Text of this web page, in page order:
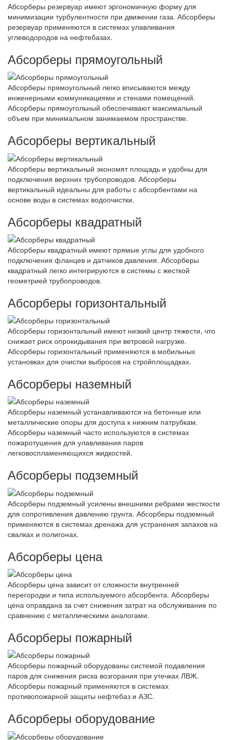
Абсорберы резервуар имеют эргономичную форму для
минимизации турбулентности при движении газа. Абсорберы
резервуар применяются в системах улавливания
углеводородов на нефтебазах.
Абсорберы прямоугольный
Абсорберы прямоугольный легко вписываются между
инженерными коммуникациями и стенами помещений.
Абсорберы прямоугольный обеспечивают максимальный
объем при минимальном занимаемом пространстве.
Абсорберы вертикальный
Абсорберы вертикальный экономят площадь и удобны для
подключения верхних трубопроводов. Абсорберы
вертикальный идеальны для работы с абсорбентами на
основе воды в системах водоочистки.
Абсорберы квадратный
Абсорберы квадратный имеют прямые углы для удобного
подключения фланцев и датчиков давления. Абсорберы
квадратный легко интегрируются в системы с жесткой
геометрией трубопроводов.
Абсорберы горизонтальный
Абсорберы горизонтальный имеют низкий центр тяжести, что
снижает риск опрокидывания при ветровой нагрузке.
Абсорберы горизонтальный применяются в мобильных
установках для очистки выбросов на стройплощадках.
Абсорберы наземный
Абсорберы наземный устанавливаются на бетонные или
металлические опоры для доступа к нижним патрубкам.
Абсорберы наземный часто используются в системах
пожаротушения для улавливания паров
легковоспламеняющихся жидкостей.
Абсорберы подземный
Абсорберы подземный усилены внешними ребрами жесткости
для сопротивления давлению грунта. Абсорберы подземный
применяются в системах дренажа для устранения запахов на
свалках и полигонах.
Абсорберы цена
Абсорберы цена зависит от сложности внутренней
перегородки и типа используемого абсорбента. Абсорберы
цена оправдана за счет снижения затрат на обслуживание по
сравнению с металлическими аналогами.
Абсорберы пожарный
Абсорберы пожарный оборудованы системой подавления
паров для снижения риска возгорания при утечках ЛВЖ.
Абсорберы пожарный применяются в системах
противопожарной защиты нефтебаз и АЗС.
Абсорберы оборудование